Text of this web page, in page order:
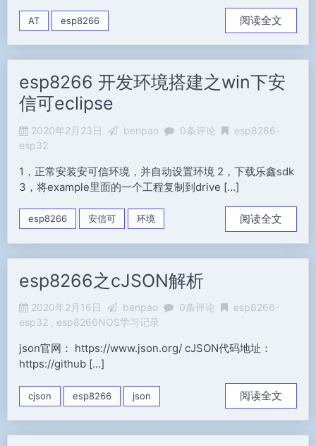
AT esp8266 阅读全文
esp8266 开发环境搭建之win下安
信可eclipse
2020年2月23日 benpao 0条评论
esp8266-
esp32
1，正常安装安可信环境，并自动设置环境 2，下载乐鑫sdk
3，将example里面的一个工程复制到drive […]
esp8266 安信可 环境 阅读全文
esp8266之cJSON解析
2020年2月16日 benpao 0条评论
esp8266-
esp32
esp8266NOS学习记录
json官网： https://www.json.org/ cJSON代码地址：
https://github […]
cjson esp8266 json 阅读全文